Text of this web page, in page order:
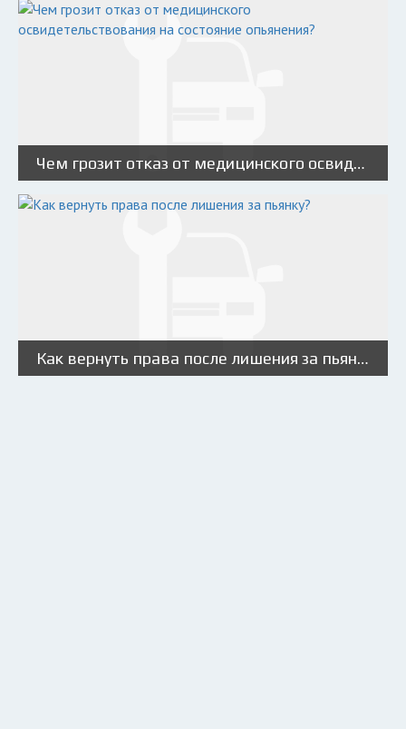
Чем грозит отказ от медицинского освидетельствования на состояние опьянения?
Как вернуть права после лишения за пьянку?